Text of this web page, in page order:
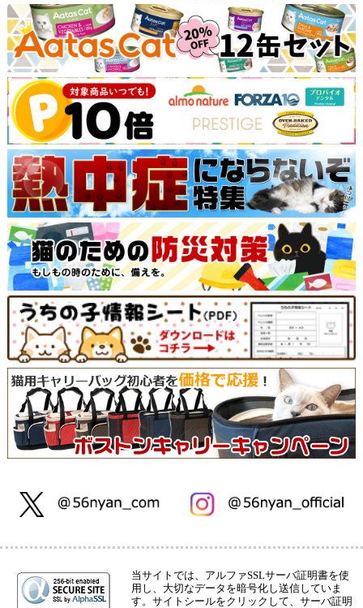
当サイトでは、アルファSSLサーバ証明書を使
用し、大切なデータを暗号化し送信していま
す。サイトシールをクリックして、サーバ証明